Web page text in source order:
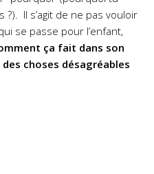
Il s’agit de ne pas vouloir
se passe pour l’enfant,
ça fait dans son
des choses désagréables